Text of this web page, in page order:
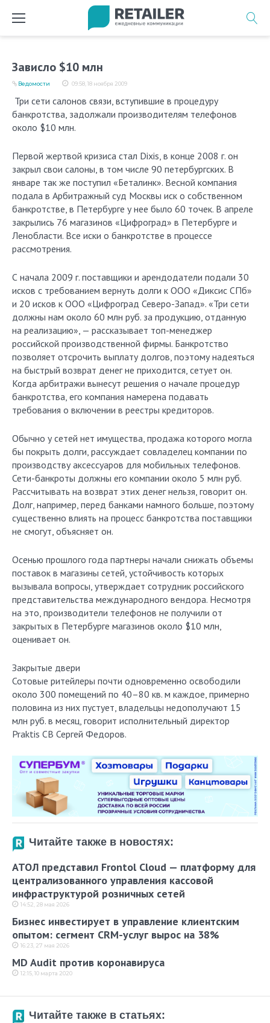
Зависло $10 млн
09:58, 18 ноября 2009
Ведомости
Три сети салонов связи, вступившие в процедуру
банкротства, задолжали производителям телефонов
около $10 млн.
Первой жертвой кризиса стал Dixis, в конце 2008 г. он
закрыл свои салоны, в том числе 90 петербургских. В
январе так же поступил «Беталинк». Весной компания
подала в Арбитражный суд Москвы иск о собственном
банкротстве, в Петербурге у нее было 60 точек. В апреле
закрылись 76 магазинов «Цифроград» в Петербурге и
Ленобласти. Все иски о банкротстве в процессе
рассмотрения.
С начала 2009 г. поставщики и арендодатели подали 30
исков с требованием вернуть долги к ООО «Диксис СПб»
и 20 исков к ООО «Цифроград Северо-Запад». «Три сети
должны нам около 60 млн руб. за продукцию, отданную
на реализацию», — рассказывает топ-менеджер
российской производственной фирмы. Банкротство
позволяет отсрочить выплату долгов, поэтому надеяться
на быстрый возврат денег не приходится, сетует он.
Когда арбитражи вынесут решения о начале процедур
банкротства, его компания намерена подавать
требования о включении в реестры кредиторов.
Обычно у сетей нет имущества, продажа которого могла
бы покрыть долги, рассуждает совладелец компании по
производству аксессуаров для мобильных телефонов.
Сети-банкроты должны его компании около 5 млн руб.
Рассчитывать на возврат этих денег нельзя, говорит он.
Долг, например, перед банками намного больше, поэтому
существенно влиять на процесс банкротства поставщики
не смогут, объясняет он.
Осенью прошлого года партнеры начали снижать объемы
поставок в магазины сетей, устойчивость которых
вызывала вопросы, утверждает сотрудник российского
представительства международного вендора. Несмотря
на это, производители телефонов не получили от
закрытых в Петербурге магазинов около $10 млн,
оценивает он.
Закрытые двери
Сотовые ритейлеры почти одновременно освободили
около 300 помещений по 40–80 кв. м каждое, примерно
половина из них пустует, владельцы недополучают 15
млн руб. в месяц, говорит исполнительный директор
Praktis CB Сергей Федоров.
Читайте также в новостях:
АТОЛ представил Frontol Cloud — платформу для
централизованного управления кассовой
инфраструктурой розничных сетей
14:52, 28 мая 2026
Бизнес инвестирует в управление клиентским
опытом: сегмент CRM-услуг вырос на 38%
16:23, 27 мая 2026
MD Audit против коронавируса
12:15, 10 марта 2020
Читайте также в статьях: